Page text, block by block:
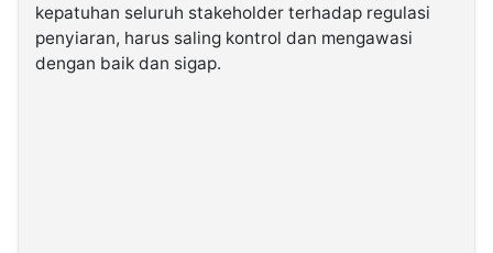
kepatuhan seluruh stakeholder terhadap regulasi
penyiaran, harus saling kontrol dan mengawasi
dengan baik dan sigap.